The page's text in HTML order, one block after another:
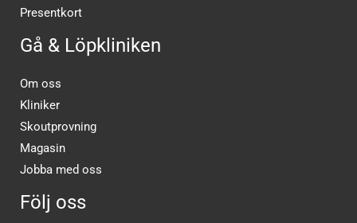
Presentkort
Gå & Löpkliniken
Om oss
Kliniker
Skoutprovning
Magasin
Jobba med oss
Följ oss